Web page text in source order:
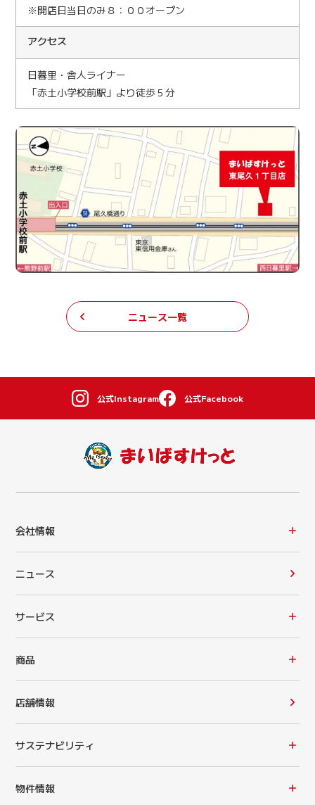
※開店日当日のみ８：００オープン
アクセス
日暮里・舎人ライナー
「赤土小学校前駅」より徒歩５分
ニュース一覧
公式Instagram 公式Facebook
会社情報
ニュース
サービス
商品
店舗情報
サステナビリティ
物件情報